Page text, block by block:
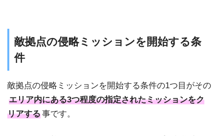
敵拠点の侵略ミッションを開始する条
件
敵拠点の侵略ミッションを開始する条件の1つ目がその
エリア内にある3つ程度の指定されたミッションをク
リアする事です。